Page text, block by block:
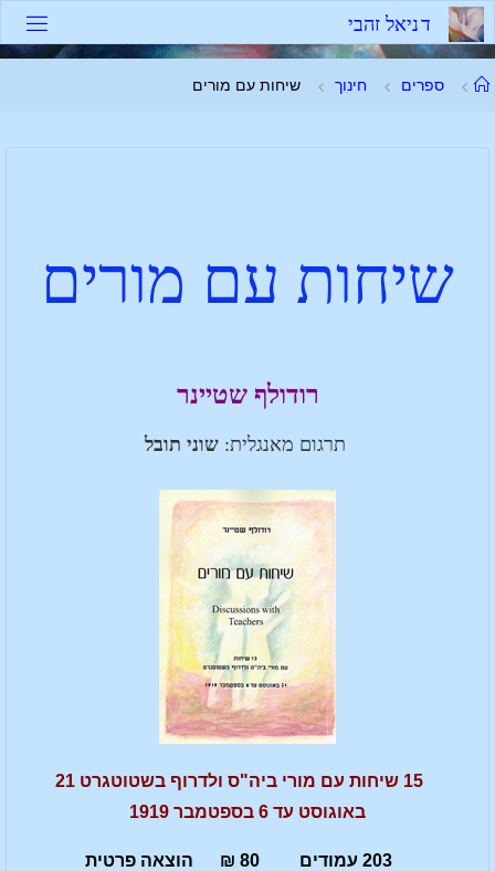
דניאל זהבי
ספרים חינוך שיחות עם מורים
שיחות עם מורים
רודולף שטיינר
תרגום מאנגלית:שוני תובל
15 שיחות עם מורי ביה"ס ולדרוף בשטוטגרט 21
באוגוסט עד 6 בספטמבר 1919
203 עמודים 80 ₪ הוצאה פרטית